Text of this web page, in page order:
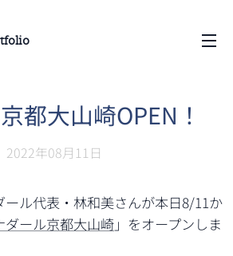
都大山崎OPEN！
2022年08月11日
ル代表・林和美さんが本日8/11か
ダール京都大山崎 」をオープンしま